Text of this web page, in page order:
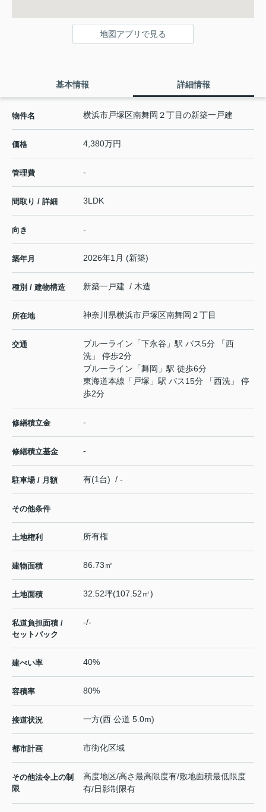
地図アプリで見る
基本情報 詳細情報
物件名 横浜市戸塚区南舞岡２丁目の新築一戸建
価格 4,380万円
管理費 -
間取り / 詳細 3LDK
向き -
築年月 2026年1月 (新築)
種別 / 建物構造 新築一戸建 / 木造
所在地 神奈川県横浜市戸塚区南舞岡 ２丁目
交通 ブルーライン 「下永谷 」駅 バス5分 「西
洗」 停歩2分
ブルーライン 「舞岡 」駅 徒歩6分
東海道本線 「 戸塚 」駅 バス15分 「西洗」 停
歩2分
修繕積立金 -
修繕積立基金 -
駐車場 / 月額 有(1台) / -
その他条件
土地権利 所有権
建物面積 86.73㎡
土地面積 32.52坪(107.52㎡)
私道負担面積 /
セットバック
-/-
建ぺい率 40%
容積率 80%
接道状況 一方(西 公道 5.0m)
都市計画 市街化区域
その他法令上の制
限
高度地区/高さ最高限度有/敷地面積最低限度
有/日影制限有